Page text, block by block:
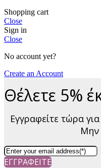
Shopping cart
Close
Sign in
Close
No account yet?
Create an Account
Θέλετε 5%
Εγγραφείτε τώρα
Μην
ΕΓΓΡΑΦΕΙΤΕ